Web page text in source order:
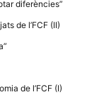
diferències”
de l’FCF (II)
de l’FCF (I)
que
tan